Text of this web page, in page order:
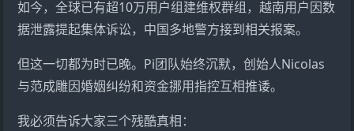
如今，全球已有超10万用户组建维权群组，越南用户因数
据泄露提起集体诉讼，中国多地警方接到相关报案。
但这一切都为时已晚。Pi团队始终沉默，创始人Nicolas
与范成雕因婚姻纠纷和资金挪用指控互相推诿。
我必须告诉大家三个残酷真相：